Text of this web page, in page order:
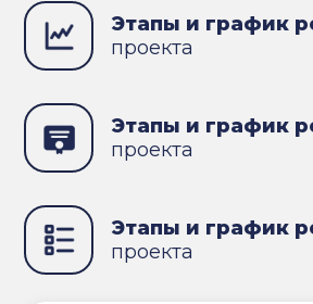
Этапы и график
проекта
Этапы и график
проекта
Этапы и график
проекта